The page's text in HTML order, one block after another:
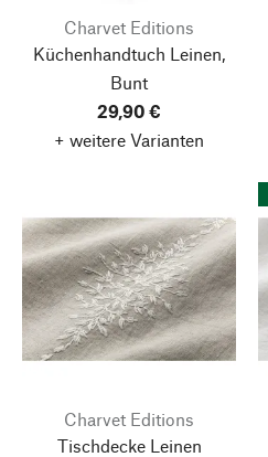
Charvet Editions
Küchenhandtuch Leinen,
Bunt
29,90 €
+ weitere Varianten
Charvet Editions
Tischdecke Leinen